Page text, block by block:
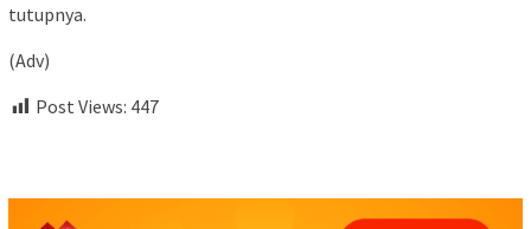
tutupnya.
(Adv)
Post Views: 447